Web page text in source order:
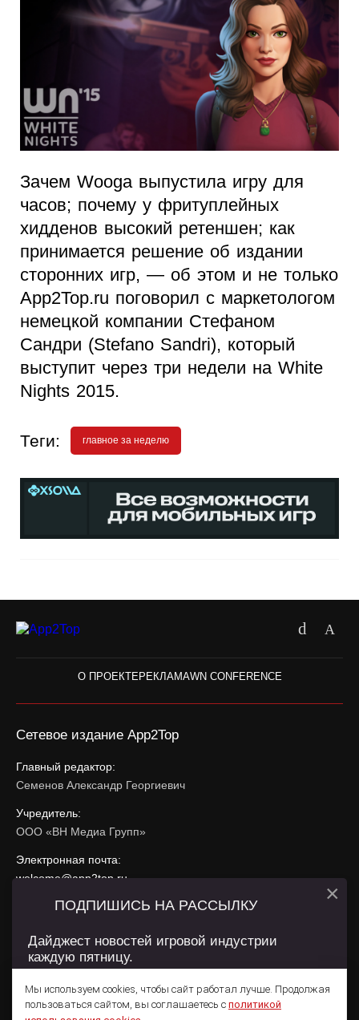
Зачем Wooga выпустила игру для
часов; почему у фритуплейных
хидденов высокий ретеншен; как
принимается решение об издании
сторонних игр, — об этом и не только
App2Top.ru поговорил с маркетологом
немецкой компании Стефаном
Сандри (Stefano Sandri), который
выступит через три недели на White
Nights 2015.
Теги: главное за неделю
О ПРОЕКТЕРЕКЛАМАWN CONFERENCE
Сетевое издание App2Top
Главный редактор:
Семенов Александр Георгиевич
Учредитель:
ООО «ВН Медиа Групп»
Электронная почта:
welcome@app2top.ru
При использовании материалов активная ссылка на
Сайт использует IP адреса, cookie, данные геолокации
использования содержатся вПолитике конфиденциальностии
Пользовательском соглашении .
Мы используем cookies, чтобы сайт работал лучше. Продолжая
пользоваться сайтом, вы соглашаетесь с политикой
ПОДПИШИСЬ НА РАССЫЛКУ
Дайджест новостей игровой индустрии
каждую пятницу.
×